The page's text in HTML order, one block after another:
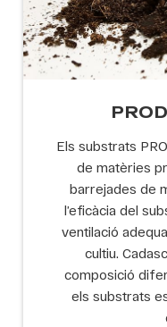
Els substrats
de matèries
barrejades de
l’eficàcia del
ventilació
cultiu.
composició
els substrats